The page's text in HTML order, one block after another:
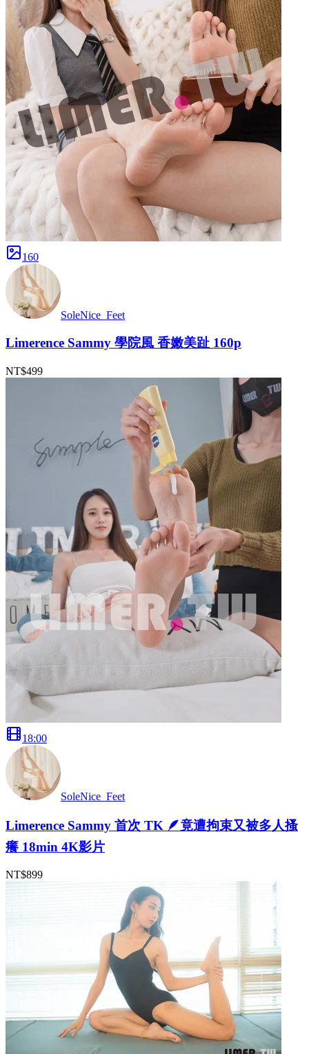
160
SoleNice_Feet
Limerence Sammy 學院風 香嫩美趾 160p
NT$499
18:00
SoleNice_Feet
Limerence Sammy 首次 TK 🪶竟遭拘束又被多人搔
癢 18min 4K影片
NT$899